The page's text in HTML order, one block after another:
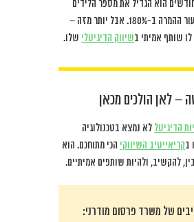
תוך 4 חודשים הוא הגדיל את מספר הלידים
ב-340% ואת שיעור ההמרה ב-180%. אבל יותר מזה –
שותף אמיתי בשיווק הדיגיטלי שלו.
– לאן הולכים מכאן
הדיגיטל לא נמצא בטכנולוגיה
בקריאייטיב השיווקי הכי מתוחכם. הוא
להקשיב, ולהיות שותפים אמיתיים.
של משרד פרסום מודרני: